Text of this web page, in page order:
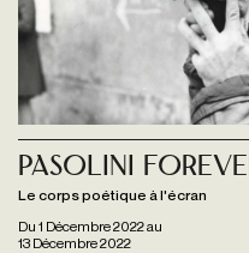
Du 1 Décembre 2022au
13 Décembre 2022
Pasolini
Le corps poétique à l'écran